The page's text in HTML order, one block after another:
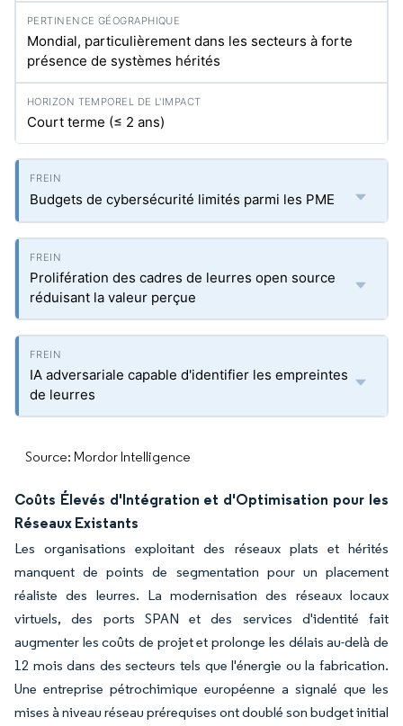
Mondial, particulièrement dans les secteurs à forte
présence de systèmes hérités
Court terme (≤ 2 ans)
Budgets de cybersécurité limités parmi les PME
Prolifération des cadres de leurres open source
réduisant la valeur perçue
IA adversariale capable d'identifier les empreintes
de leurres
Source: Mordor Intelligence
Coûts Élevés d'Intégration et d'Optimisation pour les
Réseaux Existants
Les organisations exploitant des réseaux plats et hérités
manquent de points de segmentation pour un placement
réaliste des leurres. La modernisation des réseaux locaux
virtuels, des ports SPAN et des services d'identité fait
augmenter les coûts de projet et prolonge les délais au-delà de
12 mois dans des secteurs tels que l'énergie ou la fabrication.
Une entreprise pétrochimique européenne a signalé que les
mises à niveau réseau prérequises ont doublé son budget initial